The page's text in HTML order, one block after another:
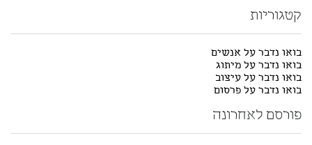
קטגוריות
בואו נדבר על אנשים
בואו נדבר על מיתוג
בואו נדבר על עיצוב
בואו נדבר על פרסום
פורסם לאחרונה